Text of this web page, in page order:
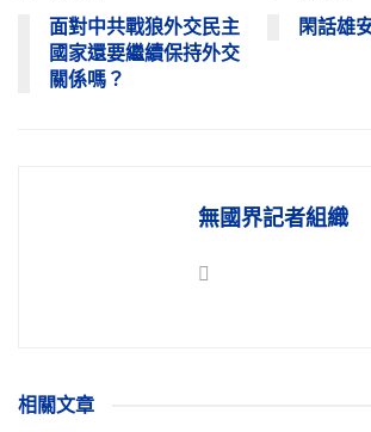
面對中共戰狼外交民主
國家還要繼續保持外交
關係嗎？
閑話雄
無國界記者組織
相關文章